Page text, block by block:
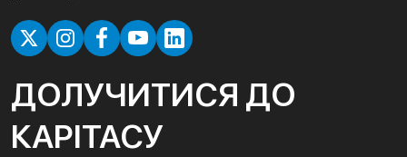
ДОЛУЧИТИСЯ ДО
КАРІТАСУ